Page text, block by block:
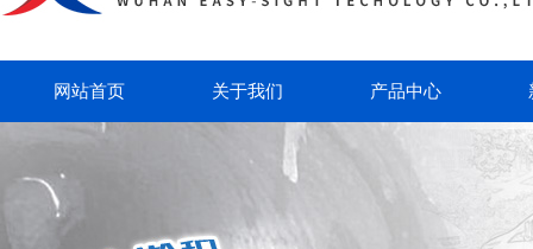
网站首页 关于我们 产品中心